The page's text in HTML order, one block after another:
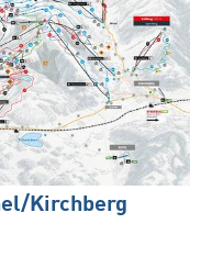
​Kirchberg